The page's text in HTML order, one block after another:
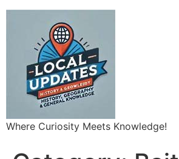
Where Curiosity Meets Knowledge!